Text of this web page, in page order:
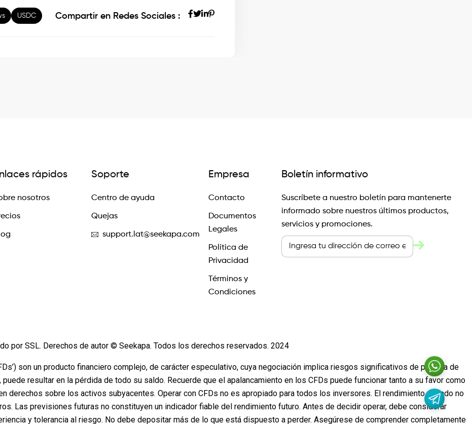
USDC Compartir en Redes Sociales :
rápidos
nosotros
Soporte
Centro de ayuda
Quejas
support.lat@seekapa.com
Empresa
Contacto
Documentos
Legales
Política de
Privacidad
Términos y
Condiciones
Boletín informativo
Suscríbete a nuestro boletín para mantenerte
informado sobre nuestros últimos productos,
servicios y promociones.
por SSL. Derechos de autor © Seekapa. Todos los derechos reservados. 2024
son un producto financiero complejo, de carácter especulativo, cuya negociación implica riesgos significativos de pérdida de
resultar en la pérdida de todo su saldo. Recuerde que el apalancamiento en los CFDs puede funcionar tanto a su favor como
derechos sobre los activos subyacentes. Operar con CFDs no es apropiado para todos los inversores. El rendimiento pasado no
Las previsiones futuras no constituyen un indicador fiable del rendimiento futuro. Antes de decidir operar, debe considerar
y tolerancia al riesgo. No debe depositar más de lo que está dispuesto a perder. Asegúrese de comprender completamente